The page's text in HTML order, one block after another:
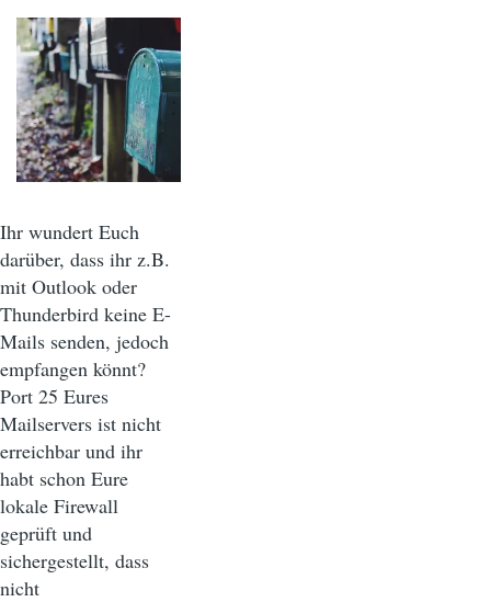
Ihr wundert Euch
darüber, dass ihr z.B.
mit Outlook oder
Thunderbird keine E-
Mails senden, jedoch
empfangen könnt?
Port 25 Eures
Mailservers ist nicht
erreichbar und ihr
habt schon Eure
lokale Firewall
geprüft und
sichergestellt, dass
nicht